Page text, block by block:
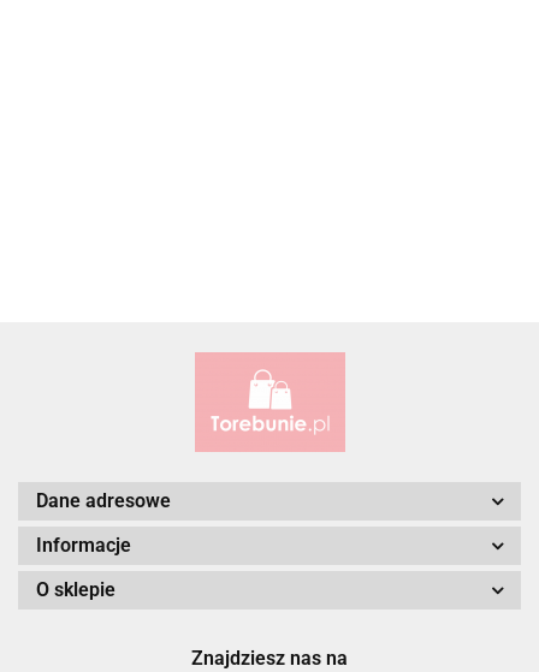
Alessandro Paoli
Dane adresowe
Informacje
O sklepie
Znajdziesz nas na